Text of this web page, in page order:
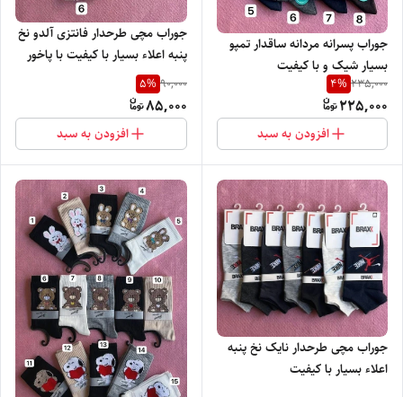
جوراب پسرانه مردانه ساقدار تمپو
بسیار شیک و با کیفیت
235,000
4%
225,000
افزودن به سبد
جوراب مچی طرحدار فانتزی آلدو نخ
پنبه اعلاء بسیار با کیفیت با پاخور
شیک
90,000
5%
85,000
افزودن به سبد
جوراب مچی طرحدار نایک نخ پنبه
اعلاء بسیار با کیفیت